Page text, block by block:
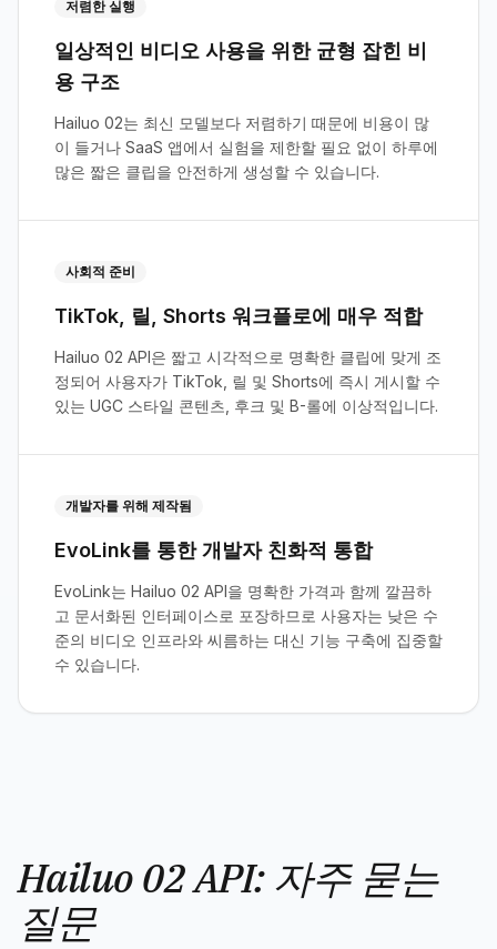
저렴한 실행
일상적인 비디오 사용을 위한 균형 잡힌 비
용 구조
Hailuo 02는 최신 모델보다 저렴하기 때문에 비용이 많
이 들거나 SaaS 앱에서 실험을 제한할 필요 없이 하루에
많은 짧은 클립을 안전하게 생성할 수 있습니다.
사회적 준비
TikTok, 릴, Shorts 워크플로에 매우 적합
Hailuo 02 API은 짧고 시각적으로 명확한 클립에 맞게 조
정되어 사용자가 TikTok, 릴 및 Shorts에 즉시 게시할 수
있는 UGC 스타일 콘텐츠, 후크 및 B-롤에 이상적입니다.
개발자를 위해 제작됨
EvoLink를 통한 개발자 친화적 통합
EvoLink는 Hailuo 02 API을 명확한 가격과 함께 깔끔하
고 문서화된 인터페이스로 포장하므로 사용자는 낮은 수
준의 비디오 인프라와 씨름하는 대신 기능 구축에 집중할
수 있습니다.
Hailuo 02 API: 자주 묻는
질문